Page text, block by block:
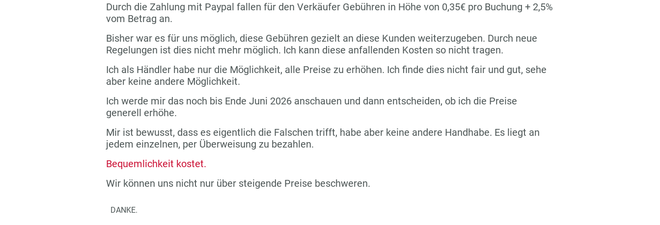
Durch die Zahlung mit Paypal fallen für den Verkäufer Gebühren in Höhe von 0,35€ pro Buchung + 2,5%
vom Betrag an.
Bisher war es für uns möglich, diese Gebühren gezielt an diese Kunden weiterzugeben. Durch neue
Regelungen ist dies nicht mehr möglich. Ich kann diese anfallenden Kosten so nicht tragen.
Ich als Händler habe nur die Möglichkeit, alle Preise zu erhöhen. Ich finde dies nicht fair und gut, sehe
aber keine andere Möglichkeit.
Ich werde mir das noch bis Ende Juni 2026 anschauen und dann entscheiden, ob ich die Preise
generell erhöhe.
Mir ist bewusst, dass es eigentlich die Falschen trifft, habe aber keine andere Handhabe. Es liegt an
jedem einzelnen, per Überweisung zu bezahlen.
Bequemlichkeit kostet.
Wir können uns nicht nur über steigende Preise beschweren.
DANKE.